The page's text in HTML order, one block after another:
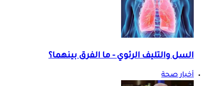
السل والتليف الرئوي - ما الفرق بينهما؟
أخبار صحة